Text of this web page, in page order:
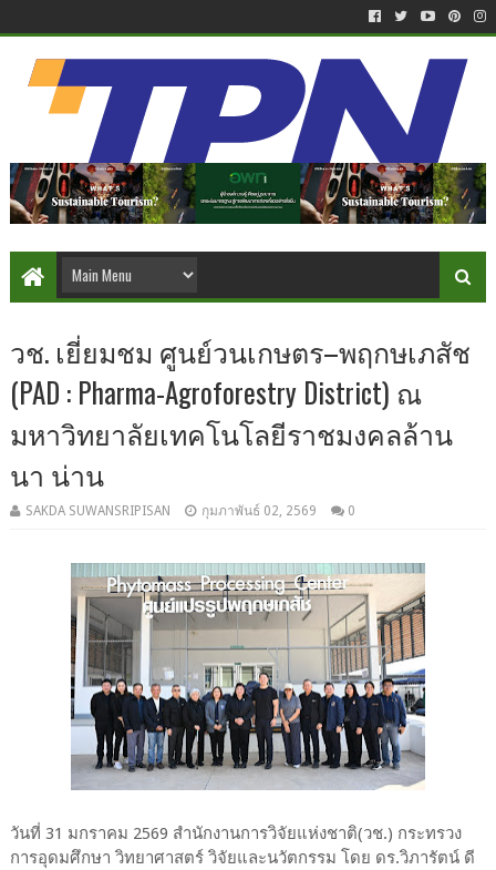
วช. เยี่ยมชม ศูนย์วนเกษตร–พฤกษเภสัช
(PAD : Pharma-Agroforestry District) ณ
มหาวิทยาลัยเทคโนโลยีราชมงคลล้าน
นา น่าน
SAKDA SUWANSRIPISAN กุมภาพันธ์ 02, 2569 0
วันที่ 31 มกราคม 2569 สำนักงานการวิจัยแห่งชาติ(วช.) กระทรวง
การอุดมศึกษา วิทยาศาสตร์ วิจัยและนวัตกรรม โดย ดร.วิภารัตน์ ดี